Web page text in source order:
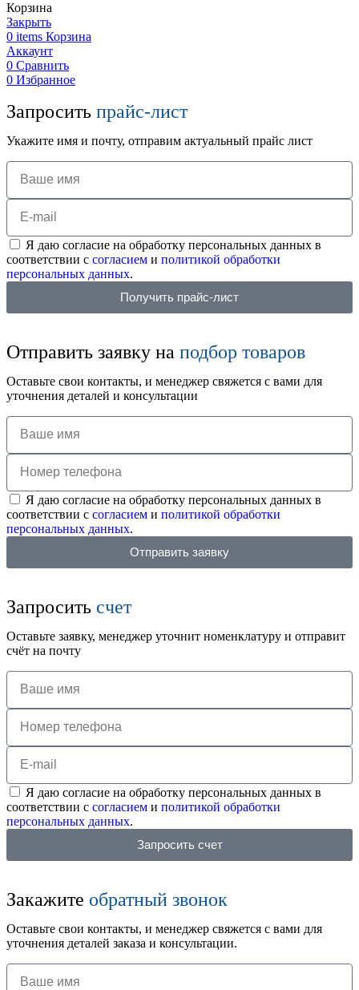
Корзина
Закрыть
0 items Корзина
Аккаунт
0 Сравнить
0 Избранное
Запросить прайс-лист
Укажите имя и почту, отправим актуальный прайс лист
Я даю согласие на обработку персональных данных в
соответствии с согласием и политикой обработки
персональных данных.
Получить прайс-лист
Отправить заявку на подбор товаров
Оставьте свои контакты, и менеджер свяжется с вами для
уточнения деталей и консультации
Я даю согласие на обработку персональных данных в
соответствии с согласием и политикой обработки
персональных данных.
Отправить заявку
Запросить счет
Оставьте заявку, менеджер уточнит номенклатуру и отправит
счёт на почту
Я даю согласие на обработку персональных данных в
соответствии с согласием и политикой обработки
персональных данных.
Запросить счет
Закажите обратный звонок
Оставьте свои контакты, и менеджер свяжется с вами для
уточнения деталей заказа и консультации.